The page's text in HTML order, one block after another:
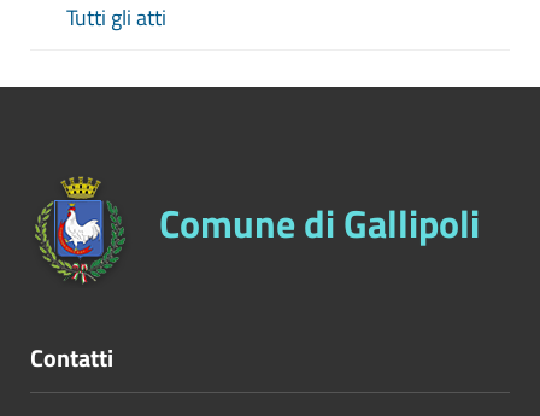
Tutti gli atti
Comune di Gallipoli
Contatti